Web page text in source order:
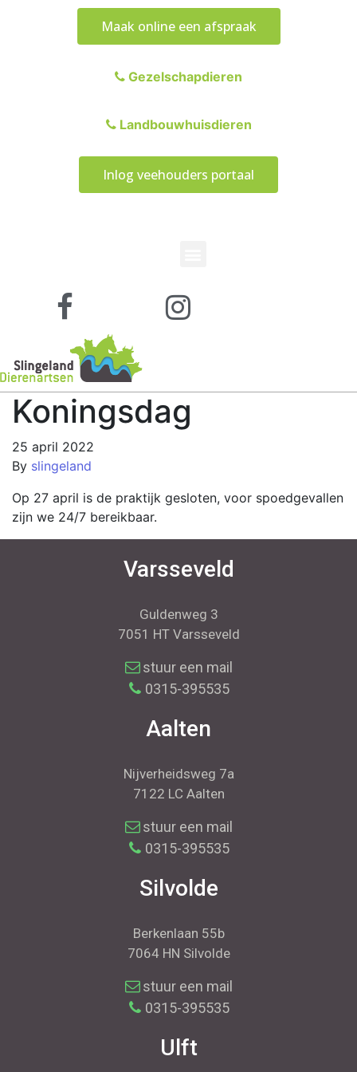
Maak online een afspraak
Gezelschapdieren
Landbouwhuisdieren
Inlog veehouders portaal
Koningsdag
25 april 2022
By slingeland
Op 27 april is de praktijk gesloten, voor spoedgevallen
zijn we 24/7 bereikbaar.
Varsseveld
Guldenweg 3
7051 HT Varsseveld
stuur een mail
0315-395535
Aalten
Nijverheidsweg 7a
7122 LC Aalten
stuur een mail
0315-395535
Silvolde
Berkenlaan 55b
7064 HN Silvolde
stuur een mail
0315-395535
Ulft